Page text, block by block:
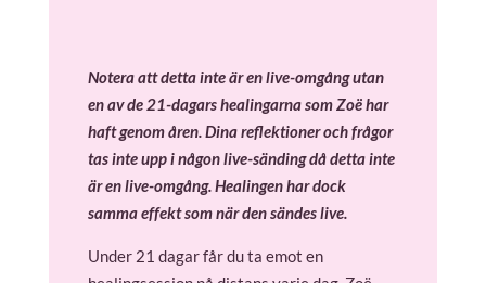
Notera att detta inte är en live-omgång utan
en av de 21-dagars healingarna som Zoë har
haft genom åren. Dina reflektioner och frågor
tas inte upp i någon live-sänding då detta inte
är en live-omgång. Healingen har dock
samma effekt som när den sändes live.
Under 21 dagar får du ta emot en